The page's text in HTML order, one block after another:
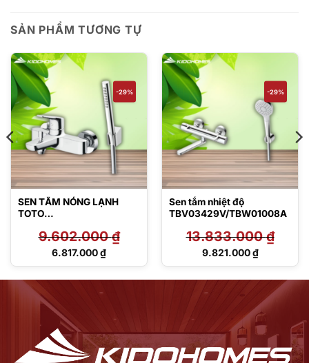
SẢN PHẨM TƯƠNG TỰ
-29%
SEN TẮM NÓNG LẠNH
TOTO
9.602.000₫
Giá
6.817.000₫
Giá
-29%
Sen tắm nhiệt độ
TBV03429V/TBW01008A
13.833.000₫
Giá
13.833.000 ₫.
9.821.000₫
Giá
9.821.000 ₫.